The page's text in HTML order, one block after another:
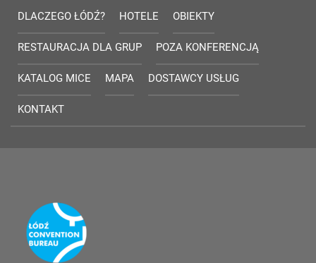
DLACZEGO ŁÓDŹ? HOTELE OBIEKTY
RESTAURACJA DLA GRUP POZA KONFERENCJĄ
KATALOG MICE MAPA DOSTAWCY USŁUG
KONTAKT